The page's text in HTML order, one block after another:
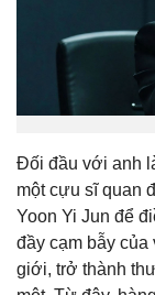
Đối đầu với anh
một cựu sĩ quan
Yoon Yi Jun để
đầy cạm bẫy của
giới, trở thành